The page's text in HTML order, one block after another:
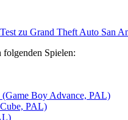
Spielen:
Boy Advance, PAL)
PAL)